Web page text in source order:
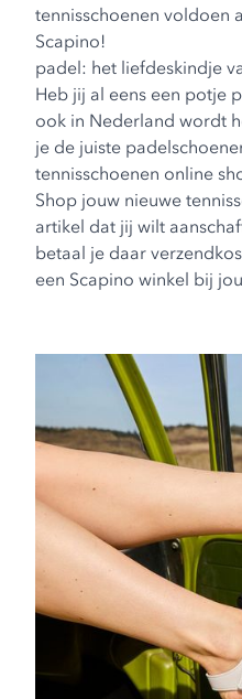
tennisschoenen voldoen
Scapino!
padel: het liefdeskindje
Heb jij al eens een potje
ook in Nederland wordt
je de juiste
tennisschoenen online
Shop jouw nieuwe
artikel dat jij wilt
betaal je daar
een Scapino winkel bij